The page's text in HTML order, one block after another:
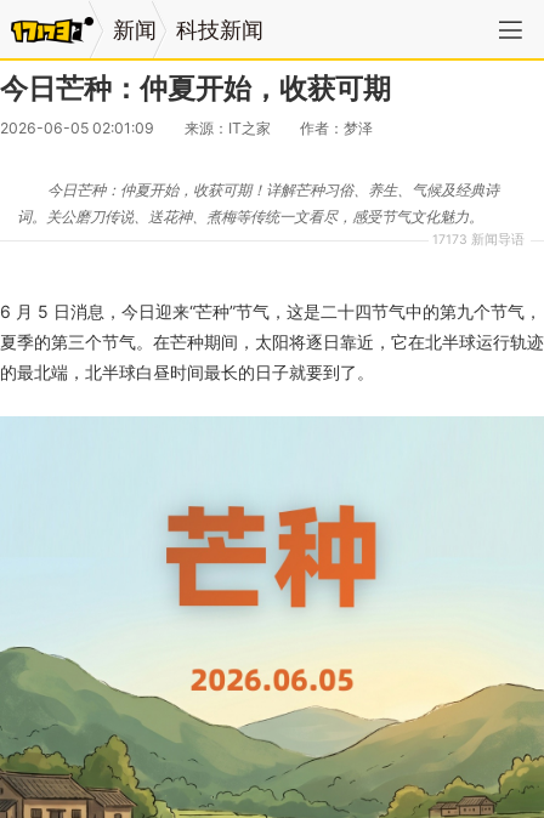
新闻 科技新闻
今日芒种：仲夏开始，收获可期
2026-06-05 02:01:09 来源：IT之家 作者：梦泽
17173 新闻导语
今日芒种：仲夏开始，收获可期！详解芒种习俗、养生、气候及经典诗
词。关公磨刀传说、送花神、煮梅等传统一文看尽，感受节气文化魅力。
6 月 5 日消息，今日迎来“芒种”节气，这是二十四节气中的第九个节气，
夏季的第三个节气。在芒种期间，太阳将逐日靠近，它在北半球运行轨迹
的最北端，北半球白昼时间最长的日子就要到了。